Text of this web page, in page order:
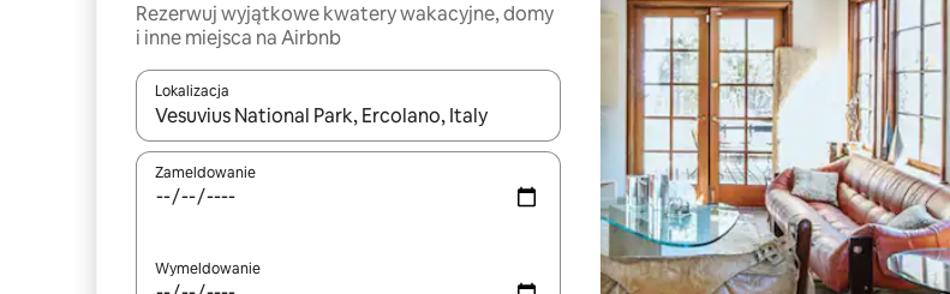
Rezerwuj wyjątkowe kwatery wakacyjne, domy
i inne miejsca na Airbnb
Lokalizacja
Gdy wyniki będą dostępne, możesz poruszać się po nich za pomocą klawiszy strzałek w górę i w dół
Zameldowanie
Wymeldowanie